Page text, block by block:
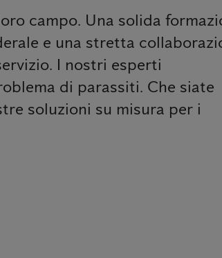
campo. Una solida
e una stretta
I nostri esperti
di parassiti. Che siate
soluzioni su misura per i